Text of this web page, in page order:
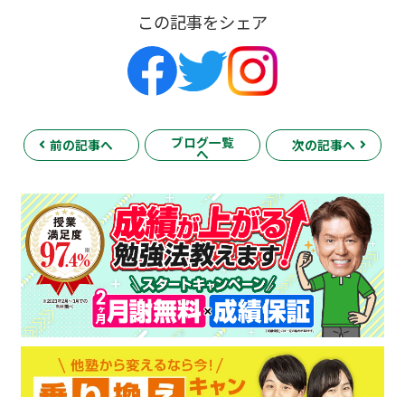
この記事をシェア
前の記事へ ブログ一覧
へ
次の記事へ